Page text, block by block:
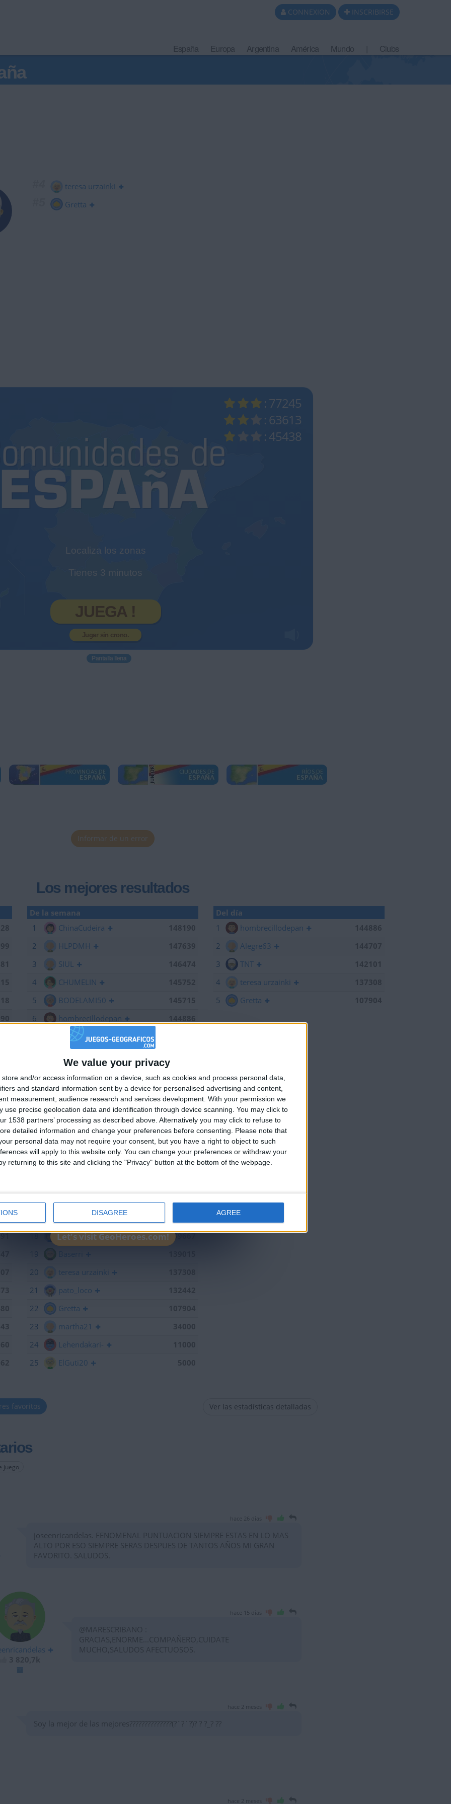
We value your privacy
store and/or access information on a device, such as cookies and process personal data,
and standard information sent by a device for personalised advertising and content,
measurement, audience research and services development. With your permission we
use precise geolocation data and identification through device scanning. You may click to
1538 partners’ processing as described above. Alternatively you may click to refuse to
detailed information and change your preferences before consenting.
Please note that
personal data may not require your consent, but you have a right to object to such
will apply to this website only. You can change your preferences or withdraw your
returning to this site and clicking the "Privacy" button at the bottom of the webpage.
DISAGREE AGREE
CONNEXION INSCRIBIRSE
España Europa Argentina América Mundo Clubs
teresa urzainki
Gretta
: 77245
: 63613
: 45438
Localiza los zonas
Tienes 3 minutos
JUEGA !
Jugar sin crono.
Pantalla llena
Informar de un error
Los mejores resultados
De la semana
1
ChinaCudeira
148190
2
HLPDMH
3
SIUL
146474
4
CHUMELIN
5
BODELAMI50
145715
6
hombrecillodepan
Alegre63
9
maherlo
144060
10
Centenario
143962
11
karawankenwolf
143161
12
edurod22
142574
13
RUYDIAZ
142126
14
albamancha
142124
18
Loredana
139667
19
20
teresa urzainki
21
pato_loco
22
Gretta
23
martha21
24
Lehendakari-
25
ElGuti20
Del día
1
hombrecillodepan
144886
2
Alegre63
3
TNT
142101
4
teresa urzainki
5
Gretta 107904
favoritos Ver las estadísticas detalladas
juego
hace 26 días
joseenricandelas. FENOMENAL PUNTUACION SIEMPRE ESTAS EN LO MAS
ALTO POR ESO SIEMPRE SERAS DESPUES DE TANTOS AÑOS MI GRAN
FAVORITO. SALUDOS.
hace 15 días
@MARESCRIBANO :
GRACIAS,ENORME...COMPAÑERO,CUIDATE
MUCHO,SALUDOS AFECTUOSOS.
hace 2 meses
Soy la mejor de las mejores??????????????(?´?`?)? ? ?_? ??
hace 2 meses
🇺🇸 We noticed you’re visiting from
an English-speaking country
Join our American version now and be among
the firsts to submit your score on our
leaderboards!
Let's visit GeoHeroes.com!